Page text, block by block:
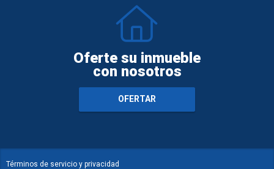
Oferte su inmueble
con nosotros
OFERTAR
Términos de servicio y privacidad